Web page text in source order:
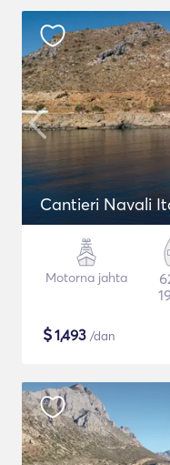
Cantieri Navali
Motorna jahta
$1,493 /dan